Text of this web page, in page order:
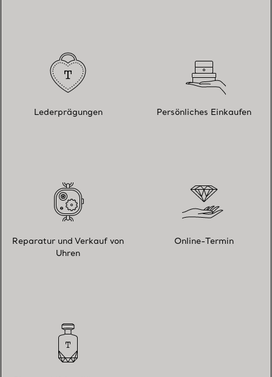
Lederprägungen Persönliches Einkaufen
Reparatur und Verkauf von
Uhren
Online-Termin